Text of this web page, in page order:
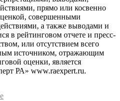
прямо или косвенно
совершенными
а также выводами и
в рейтинговом отчете и пресс-
или отсутствием всего
источником, отражающим
оценки, является
РА» www.raexpert.ru.